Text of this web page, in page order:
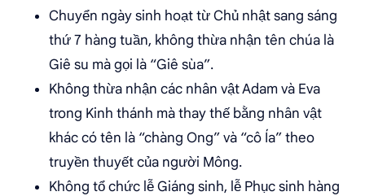
Chuyển ngày sinh hoạt từ Chủ nhật sang sáng
thứ 7 hàng tuần, không thừa nhận tên chúa là
Giê su mà gọi là “Giê sùa”.
Không thừa nhận các nhân vật Adam và Eva
trong Kinh thánh mà thay thế bằng nhân vật
khác có tên là “chàng Ong” và “cô Ía” theo
truyền thuyết của người Mông.
Không tổ chức lễ Giáng sinh, lễ Phục sinh hàng